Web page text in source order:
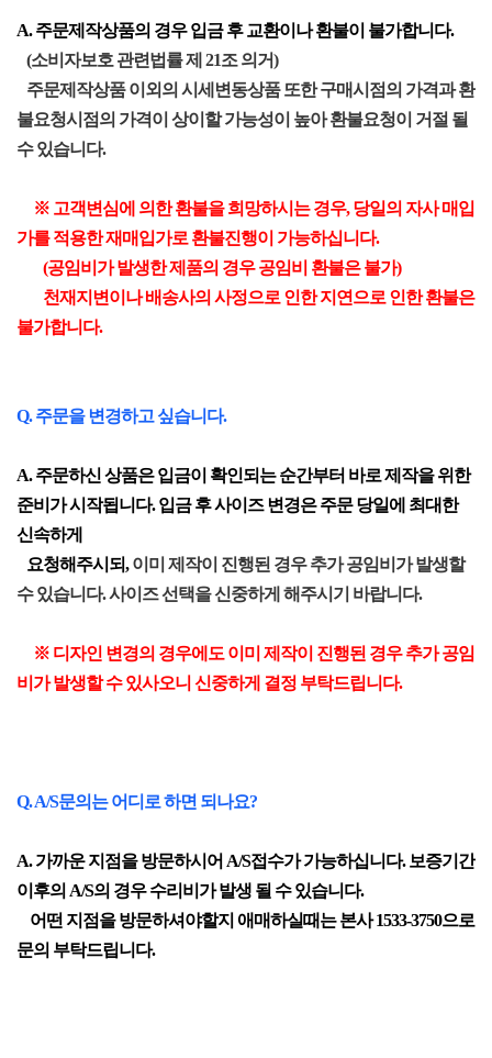
A. 주문제작상품의 경우 입금 후 교환이나 환불이 불가합니다.
(소비자보호 관련법률 제 21조 의거)
주문제작상품 이외의 시세변동상품 또한 구매시점의 가격과 환
불요청시점의 가격이 상이할 가능성이 높아 환불요청이 거절 될
수 있습니다.
※ 고객변심에 의한 환불을 희망하시는 경우, 당일의 자사 매입
가를 적용한 재매입가로 환불진행이 가능하십니다.
(공임비가 발생한 제품의 경우 공임비 환불은 불가)
천재지변이나 배송사의 사정으로 인한 지연으로 인한 환불은
불가합니다.
Q. 주문을 변경하고 싶습니다.
A. 주문하신 상품은 입금이 확인되는 순간부터 바로 제작을 위한
준비가 시작됩니다. 입금 후 사이즈 변경은 주문 당일에 최대한
신속하게
요청해주시되,이미 제작이 진행된 경우 추가 공임비가 발생할
수 있습니다. 사이즈 선택을 신중하게 해주시기 바랍니다.
※ 디자인 변경의 경우에도 이미 제작이 진행된 경우 추가 공임
비가 발생할 수 있사오니 신중하게 결정 부탁드립니다.
Q. A/S문의는 어디로 하면 되나요?
A. 가까운 지점을 방문하시어 A/S접수가 가능하십니다. 보증기간
이후의 A/S의 경우 수리비가 발생 될 수 있습니다.
어떤 지점을 방문하셔야할지 애매하실때는 본사 1533-3750으로
문의 부탁드립니다.